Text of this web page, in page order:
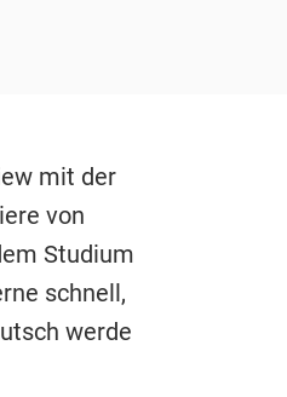
mit der
von
Studium
schnell,
werde